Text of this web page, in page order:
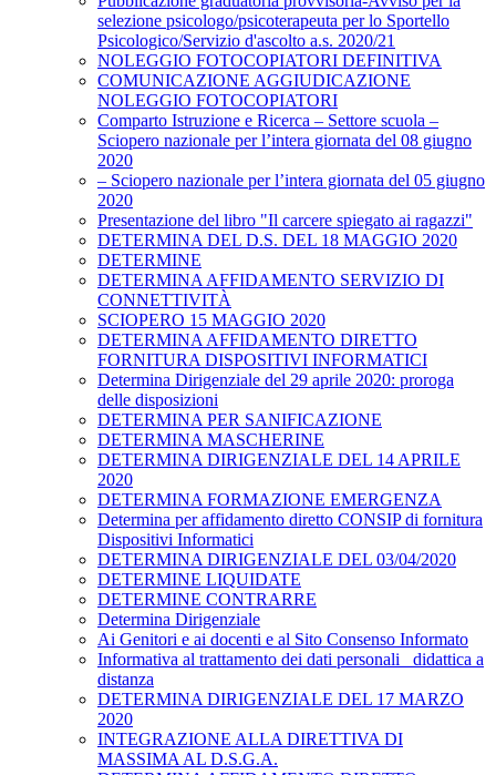
selezione psicologo/psicoterapeuta per lo Sportello
Psicologico/Servizio d'ascolto a.s. 2020/21
NOLEGGIO FOTOCOPIATORI DEFINITIVA
COMUNICAZIONE AGGIUDICAZIONE
NOLEGGIO FOTOCOPIATORI
Comparto Istruzione e Ricerca – Settore scuola –
Sciopero nazionale per l’intera giornata del 08 giugno
2020
– Sciopero nazionale per l’intera giornata del 05 giugno
2020
Presentazione del libro "Il carcere spiegato ai ragazzi"
DETERMINA DEL D.S. DEL 18 MAGGIO 2020
DETERMINE
DETERMINA AFFIDAMENTO SERVIZIO DI
CONNETTIVITÀ
SCIOPERO 15 MAGGIO 2020
DETERMINA AFFIDAMENTO DIRETTO
FORNITURA DISPOSITIVI INFORMATICI
Determina Dirigenziale del 29 aprile 2020: proroga
delle disposizioni
DETERMINA PER SANIFICAZIONE
DETERMINA MASCHERINE
DETERMINA DIRIGENZIALE DEL 14 APRILE
2020
DETERMINA FORMAZIONE EMERGENZA
Determina per affidamento diretto CONSIP di fornitura
Dispositivi Informatici
DETERMINA DIRIGENZIALE DEL 03/04/2020
DETERMINE LIQUIDATE
DETERMINE CONTRARRE
Determina Dirigenziale
Ai Genitori e ai docenti e al Sito Consenso Informato
Informativa al trattamento dei dati personali _didattica a
distanza
DETERMINA DIRIGENZIALE DEL 17 MARZO
2020
INTEGRAZIONE ALLA DIRETTIVA DI
MASSIMA AL D.S.G.A.